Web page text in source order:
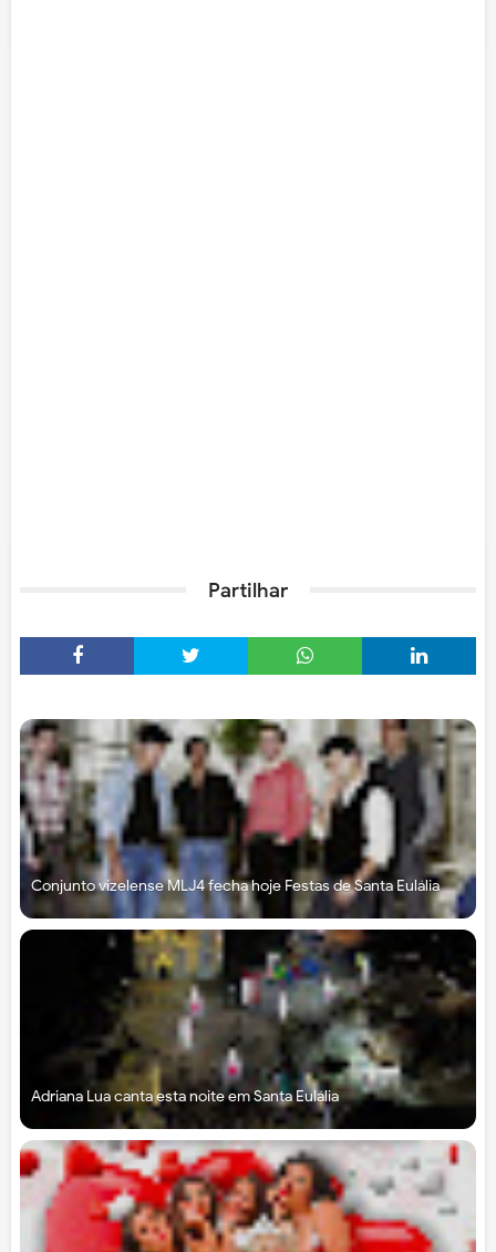
Partilhar
Conjunto vizelense MLJ4 fecha hoje Festas de Santa Eulália
Adriana Lua canta esta noite em Santa Eulália